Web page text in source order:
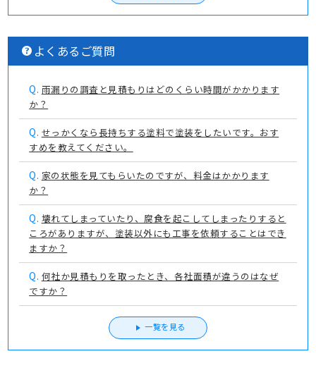
よくあるご質問
Q. 雨漏りの調査と見積もりはどのくらい時間がかかります
か？
Q. せっかくなら長持ちする塗料で塗装をしたいです。おす
すめを教えてください。
Q. 家の状態を見てもらいたのですが、料金はかかります
か？
Q. 壊れてしまっていたり、腐食を起こしてしまったりすると
ころがありますが、塗装以外にも工事を依頼することはでき
ますか？
Q. 何社か見積もりを取ったとき、各社面積が違うのはなぜ
ですか？
一覧を見る